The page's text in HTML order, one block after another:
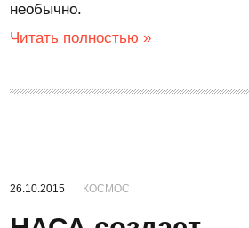
необычно.
Читать полностью »
26.10.2015 КОСМОС